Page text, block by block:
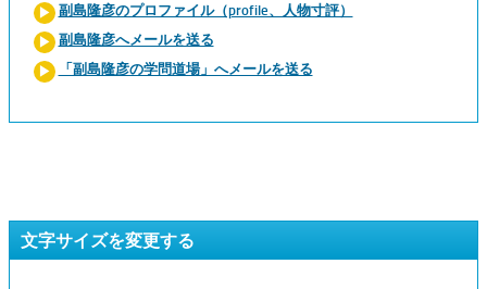
副島隆彦のプロファイル（profile、人物寸評）
副島隆彦へメールを送る
「副島隆彦の学問道場」へメールを送る
文字サイズを変更する